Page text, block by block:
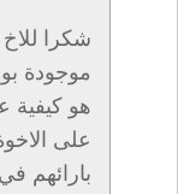
شكرا
موجودة
هو كيفية
على
بارائهم